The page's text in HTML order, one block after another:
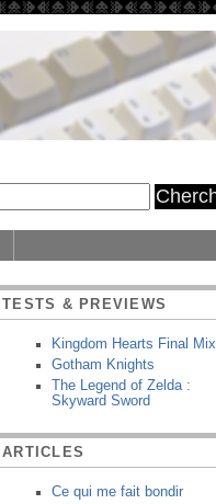
TESTS & PREVIEWS
Kingdom Hearts Final Mix
Gotham Knights
The Legend of Zelda :
Skyward Sword
ARTICLES
Ce qui me fait bondir